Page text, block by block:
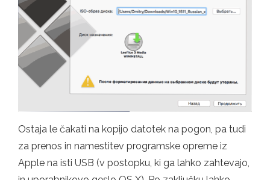
Ostaja le čakati na kopijo datotek na pogon, pa tudi
za prenos in namestitev programske opreme iz
Apple na isti USB (v postopku, ki ga lahko zahtevajo,